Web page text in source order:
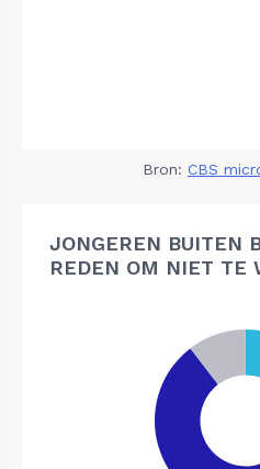
Bron: CBS
JONGEREN BUITEN
REDEN OM NIET TE